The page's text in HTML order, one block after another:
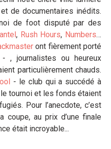
de documentaires inédits.
de foot disputé par des
, Rush Hours, Numbers…
ont fièrement porté
, journalistes ou heureux
particulièrement chauds.
- le club qui a succédé à
tournoi et les fonds étaient
Pour l’anecdote, c’est
coupe, au prix d’une finale
était incroyable...